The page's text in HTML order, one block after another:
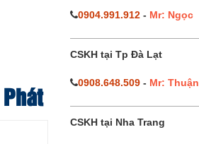
0904.991.912- Mr: Ngọc
CSKH tại Tp Đà Lạt
0908.648.509- Mr: Thuận
CSKH tại Nha Trang